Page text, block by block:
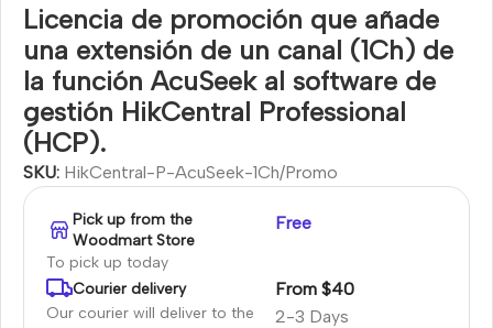
Licencia de promoción que añade
una extensión de un canal (1Ch) de
la función AcuSeek al software de
gestión HikCentral Professional
(HCP).
SKU: HikCentral-P-AcuSeek-1Ch/Promo
Pick up from the
Woodmart Store
To pick up today
Free
Courier delivery
Our courier will deliver to the
2-3 Days
From $40